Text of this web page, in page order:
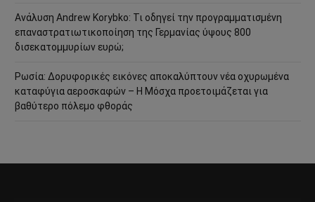
Ανάλυση Andrew Korybko: Τι οδηγεί την προγραμματισμένη
επαναστρατιωτικοποίηση της Γερμανίας ύψους 800
δισεκατομμυρίων ευρώ;
Ρωσία: Δορυφορικές εικόνες αποκαλύπτουν νέα οχυρωμένα
καταφύγια αεροσκαφών – Η Μόσχα προετοιμάζεται για
βαθύτερο πόλεμο φθοράς